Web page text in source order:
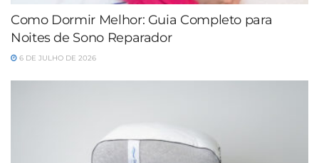
Como Dormir Melhor: Guia Completo para
Noites de Sono Reparador
6 DE JULHO DE 2026